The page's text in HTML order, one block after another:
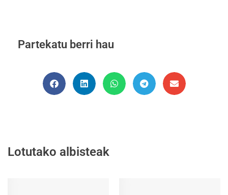
Partekatu berri hau
Lotutako albisteak